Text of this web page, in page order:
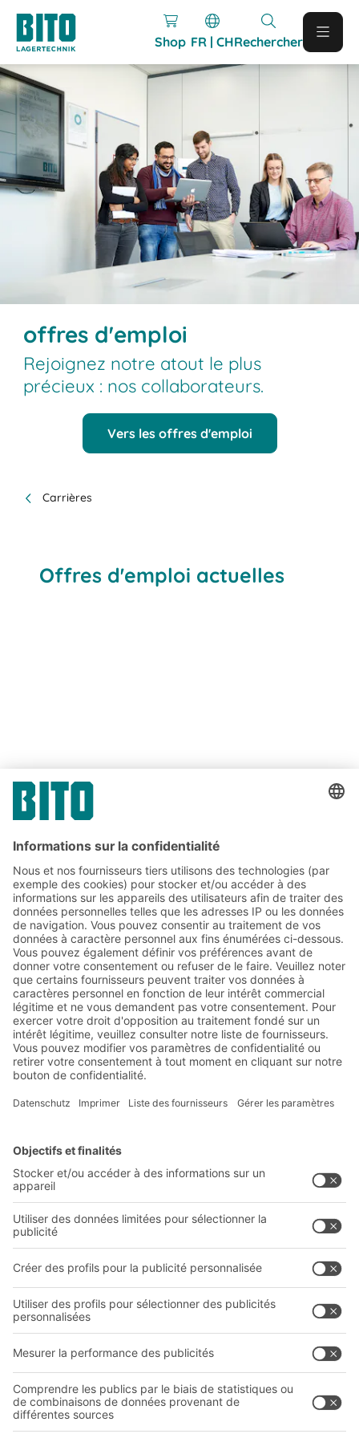
Shop FR | CHRechercher
offres d'emploi
Rejoignez notre atout le plus
précieux : nos collaborateurs.
Vers les offres d'emploi
Carrières
Offres d'emploi actuelles
Candidature spontanée
Abonnez-vous à la lettre
d'information de BITO :
Actualités de l'entrepôt et de
la logistique
Réductions exclusives
Innovations
S'inscrire à la newsletter
Solutions intralogistiques
Bacs en matière plastique
Systèmes de rayonnages
Systèmes de transport interne
Formulaire de contact
Entreprise
Qui sommes-nous ?
Sites internationaux
Sites de production
Carrières
Follow us